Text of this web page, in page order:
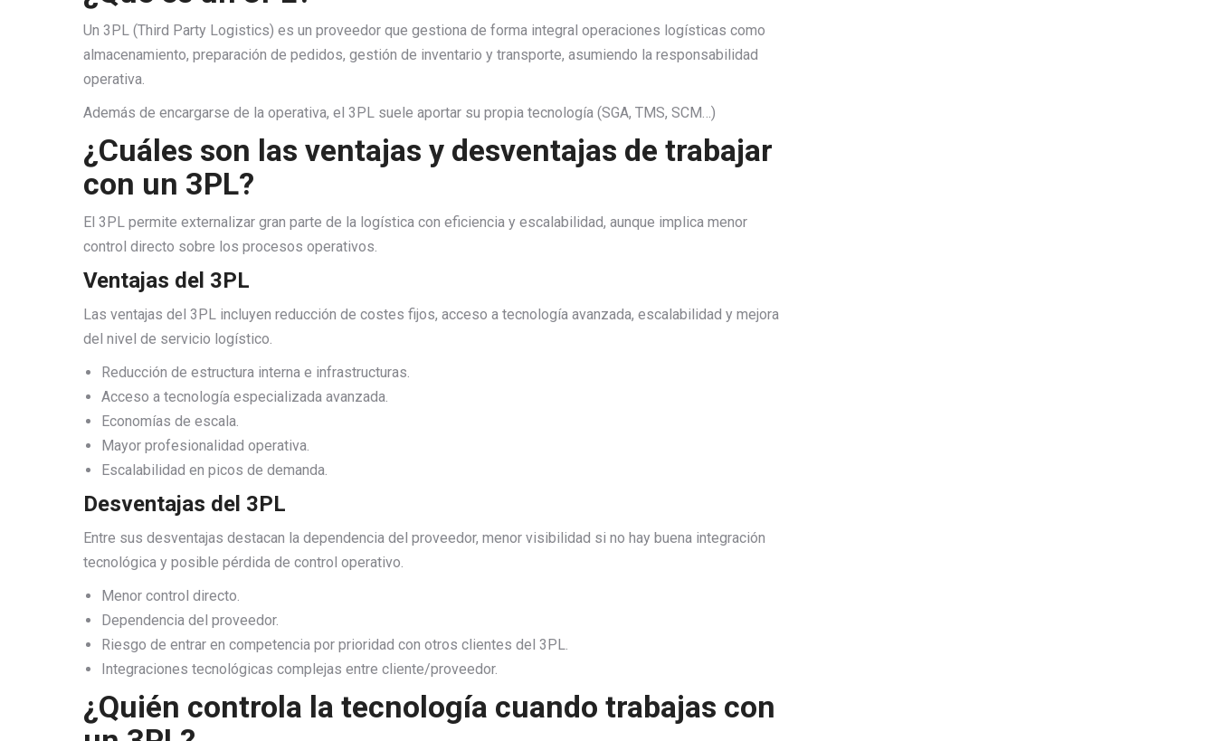
Un 3PL (Third Party Logistics) es un proveedor que gestiona de forma integral operaciones logísticas como
almacenamiento, preparación de pedidos, gestión de inventario y transporte, asumiendo la responsabilidad
operativa.
Además de encargarse de la operativa, el 3PL suele aportar su propia tecnología (SGA, TMS, SCM…)
¿Cuáles son las ventajas y desventajas de trabajar
con un 3PL?
El 3PL permite externalizar gran parte de la logística con eficiencia y escalabilidad, aunque implica menor
control directo sobre los procesos operativos.
Ventajas del 3PL
Las ventajas del 3PL incluyen reducción de costes fijos, acceso a tecnología avanzada, escalabilidad y mejora
del nivel de servicio logístico.
Reducción de estructura interna e infrastructuras.
Acceso a tecnología especializada avanzada.
Economías de escala.
Mayor profesionalidad operativa.
Escalabilidad en picos de demanda.
Desventajas del 3PL
Entre sus desventajas destacan la dependencia del proveedor, menor visibilidad si no hay buena integración
tecnológica y posible pérdida de control operativo.
Menor control directo.
Dependencia del proveedor.
Riesgo de entrar en competencia por prioridad con otros clientes del 3PL.
Integraciones tecnológicas complejas entre cliente/proveedor.
¿Quién controla la tecnología cuando trabajas con